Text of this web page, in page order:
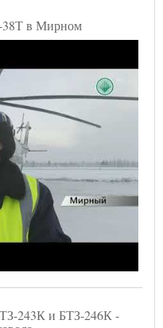
38Т в Мирном
243К и БТЗ-246К -